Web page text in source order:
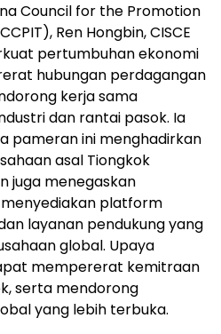
Council for the Promotion
Ren Hongbin, CISCE
pertumbuhan ekonomi
hubungan perdagangan
kerja sama
dan rantai pasok. Ia
pameran ini menghadirkan
asal Tiongkok
juga menegaskan
platform
layanan pendukung yang
global. Upaya
mempererat kemitraan
serta mendorong
yang lebih terbuka.